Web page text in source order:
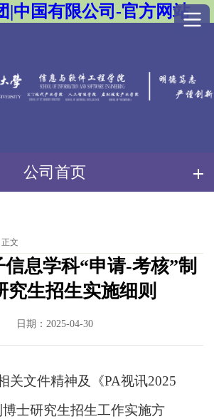
|中国有限公司-官方网站
公司首页
正文
信息学科“申请-考核”制
究生招生实施细则
日期：2025-04-30
关文件精神及《PA视讯2025
博士研究生招生工作实施方